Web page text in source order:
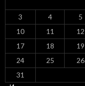
3
4 5
10
11 12
17
18 19
24
25 26
31